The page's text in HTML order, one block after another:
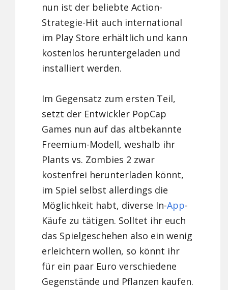
nun ist der beliebte Action-
Strategie-Hit auch international
im Play Store erhältlich und kann
kostenlos heruntergeladen und
installiert werden.
Im Gegensatz zum ersten Teil,
setzt der Entwickler PopCap
Games nun auf das altbekannte
Freemium-Modell, weshalb ihr
Plants vs. Zombies 2 zwar
kostenfrei herunterladen könnt,
im Spiel selbst allerdings die
Möglichkeit habt, diverse In-App-
Käufe zu tätigen. Solltet ihr euch
das Spielgeschehen also ein wenig
erleichtern wollen, so könnt ihr
für ein paar Euro verschiedene
Gegenstände und Pflanzen kaufen.